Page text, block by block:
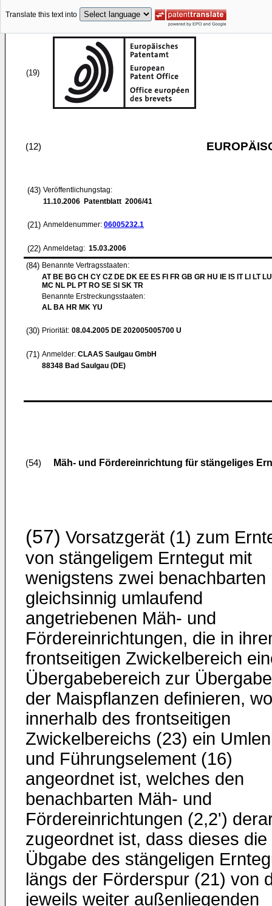
Translate this text into
(19)
(12)
(43) Veröffentlichungstag:
11.10.2006 Patentblatt 2006/41
(21) Anmeldenummer: 06005232.1
(22) Anmeldetag: 15.03.2006
(84) Benannte Vertragsstaaten:
AT BE BG CH CY CZ DE DK EE ES FI FR GB GR HU IE IS IT LI LT
MC NL PL PT RO SE SI SK TR
Benannte Erstreckungsstaaten:
AL BA HR MK YU
(30) Priorität: 08.04.2005 DE 202005005700 U
(71) Anmelder: CLAAS Saulgau GmbH
88348 Bad Saulgau (DE)
(54) Mäh- und Fördereinrichtung für stängeliges
(57) Vorsatzgerät (1) zum
von stängeligem Erntegut mit
wenigstens zwei benachbarten
gleichsinnig umlaufend
angetriebenen Mäh- und
Fördereinrichtungen, die in
frontseitigen Zwickelbereich
Übergabebereich zur Übergabe
der Maispflanzen definieren,
innerhalb des frontseitigen
Zwickelbereichs (23) ein
und Führungselement (16)
angeordnet ist, welches den
benachbarten Mäh- und
Fördereinrichtungen (2,2')
zugeordnet ist, dass dieses die
Übgabe des stängeligen
längs der Förderspur (21) von
jeweils weiter außenliegenden